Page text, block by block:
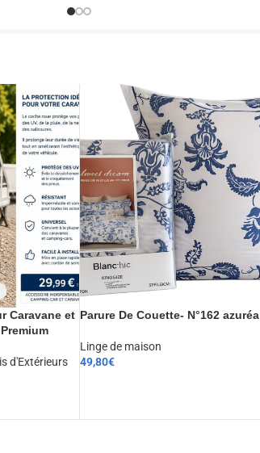
Caravane et
d'Extérieurs
Parure De Couette- N°162 azuréa
Linge de maison
49,80€